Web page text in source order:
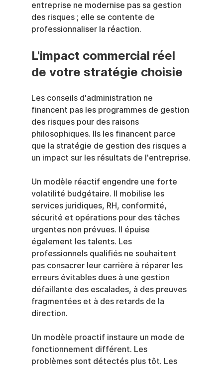
entreprise ne modernise pas sa gestion
des risques ; elle se contente de
professionnaliser la réaction.
L'impact commercial réel
de votre stratégie choisie
Les conseils d'administration ne
financent pas les programmes de gestion
des risques pour des raisons
philosophiques. Ils les financent parce
que la stratégie de gestion des risques a
un impact sur les résultats de l'entreprise.
Un modèle réactif engendre une forte
volatilité budgétaire. Il mobilise les
services juridiques, RH, conformité,
sécurité et opérations pour des tâches
urgentes non prévues. Il épuise
également les talents. Les
professionnels qualifiés ne souhaitent
pas consacrer leur carrière à réparer les
erreurs évitables dues à une gestion
défaillante des escalades, à des preuves
fragmentées et à des retards de la
direction.
Un modèle proactif instaure un mode de
fonctionnement différent. Les
problèmes sont détectés plus tôt. Les